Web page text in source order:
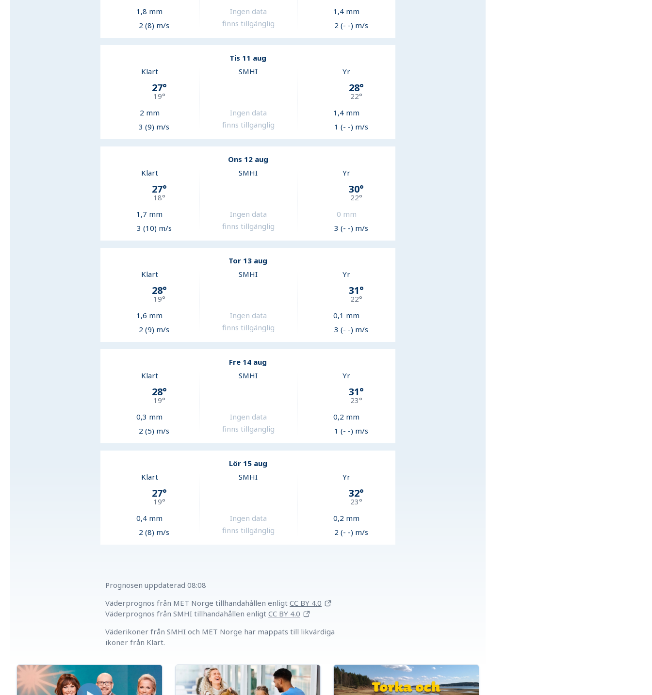
1,8 mm
2 (8) m/s
Ingen data
finns tillgänglig
1,4 mm
2 (- -) m/s
Tis 11 aug
Klart
27°
19°
2 mm
3 (9) m/s
SMHI
Ingen data
finns tillgänglig
Yr
28°
22°
1,4 mm
1 (- -) m/s
Ons 12 aug
Klart
27°
18°
1,7 mm
3 (10) m/s
SMHI
Ingen data
finns tillgänglig
Yr
30°
22°
0 mm
3 (- -) m/s
Tor 13 aug
Klart
28°
19°
1,6 mm
2 (9) m/s
SMHI
Ingen data
finns tillgänglig
Yr
31°
22°
0,1 mm
3 (- -) m/s
Fre 14 aug
Klart
28°
19°
0,3 mm
2 (5) m/s
SMHI
Ingen data
finns tillgänglig
Yr
31°
23°
0,2 mm
1 (- -) m/s
Lör 15 aug
Klart
27°
19°
0,4 mm
2 (8) m/s
SMHI
Ingen data
finns tillgänglig
Yr
32°
23°
0,2 mm
2 (- -) m/s
Prognosen uppdaterad 08:08
Väderprognos från MET Norge tillhandahållen enligt CC BY 4.0
Väderprognos från SMHI tillhandahållen enligt CC BY 4.0
Väderikoner från SMHI och MET Norge har mappats till likvärdiga
ikoner från Klart.